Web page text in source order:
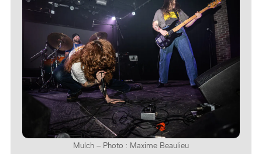
Mulch – Photo : Maxime Beaulieu